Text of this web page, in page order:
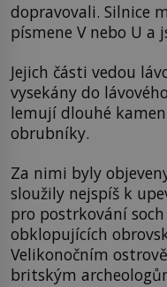
dopravovali. Silnice
písmene V nebo U a
Jejich části vedou
vysekány do
lemují dlouhé
obrubníky.
Za nimi byly
sloužily nejspíš k
pro postrkování
obklopujících
Velikonočním
britským